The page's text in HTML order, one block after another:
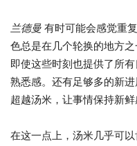
兰德曼 有时可能会感觉重
色总是在几个轮换的地方
即使这些时刻也提供了所
熟悉感。还有足够多的新
超越汤米，让事情保持新鲜
在这一点上，汤米几乎可